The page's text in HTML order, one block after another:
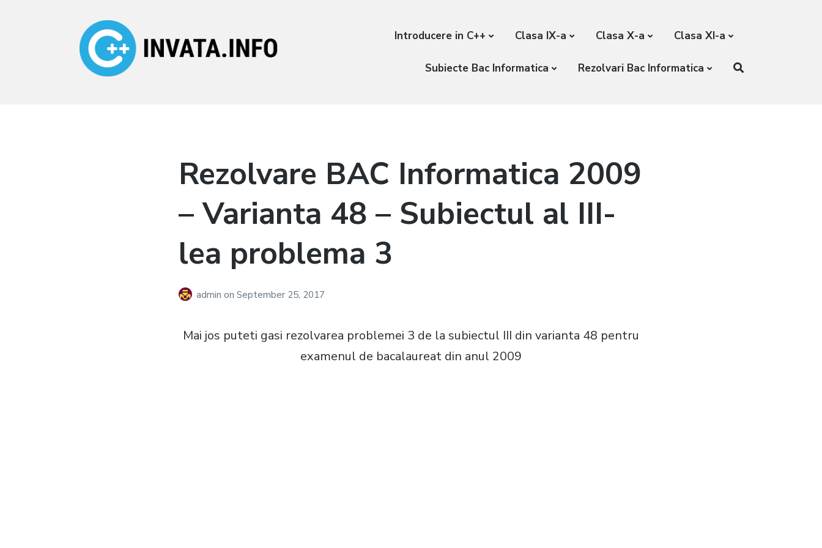
Introducere in C++ Clasa IX-a Clasa X-a Clasa XI-a
Subiecte Bac Informatica Rezolvari Bac Informatica
Rezolvare BAC Informatica 2009
– Varianta 48 – Subiectul al III-
lea problema 3
adminon September 25, 2017
Mai jos puteti gasi rezolvarea problemei 3 de la subiectul III din varianta 48 pentru
examenul de bacalaureat din anul 2009